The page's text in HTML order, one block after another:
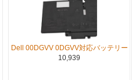
Dell 00DGVV 0DGVV対応バッテリー
10,939